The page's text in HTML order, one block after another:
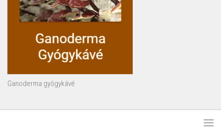
Ganoderma gyógykávé